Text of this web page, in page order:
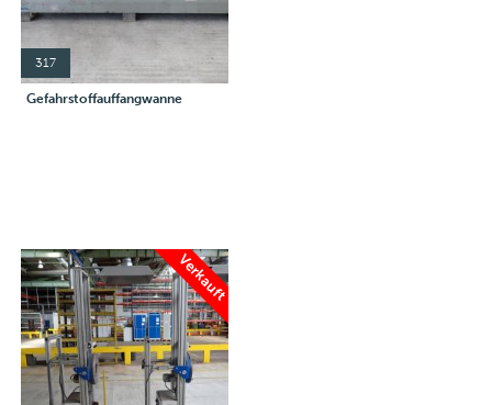
317
Gefahrstoffauffangwanne
Verkauft